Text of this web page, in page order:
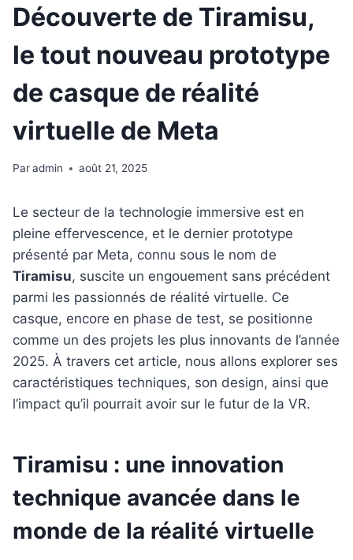
Découverte de Tiramisu,
le tout nouveau prototype
de casque de réalité
virtuelle de Meta
Paradmin août 21, 2025
Le secteur de la technologie immersive est en
pleine effervescence, et le dernier prototype
présenté par Meta, connu sous le nom de
Tiramisu, suscite un engouement sans précédent
parmi les passionnés de réalité virtuelle. Ce
casque, encore en phase de test, se positionne
comme un des projets les plus innovants de l’année
2025. À travers cet article, nous allons explorer ses
caractéristiques techniques, son design, ainsi que
l’impact qu’il pourrait avoir sur le futur de la VR.
Tiramisu : une innovation
technique avancée dans le
monde de la réalité virtuelle